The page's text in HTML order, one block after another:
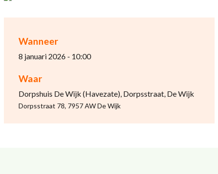
Wanneer
8 januari 2026 - 10:00
Waar
Dorpshuis De Wijk (Havezate), Dorpsstraat, De Wijk
Dorpsstraat 78, 7957 AW De Wijk